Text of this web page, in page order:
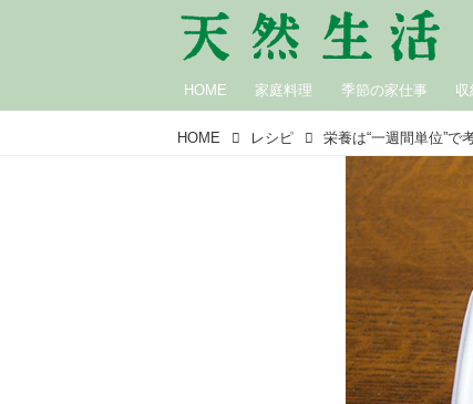
HOME 家庭料理 季節の家仕事 収
HOME レシピ